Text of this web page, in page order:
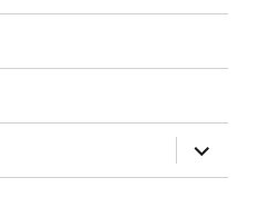
раскрыть
дочернее
меню